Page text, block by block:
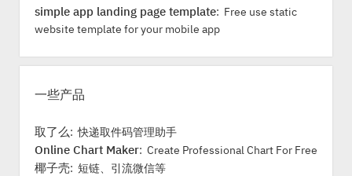
r
simple app landing page template: Free use static
website template for your mobile app
一些产品
取了么: 快递取件码管理助手
Online Chart Maker: Create Professional Chart For Free
椰子壳: 短链、引流微信等